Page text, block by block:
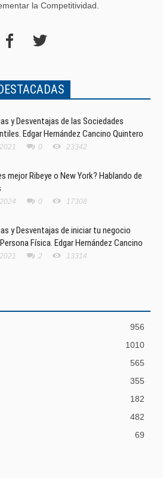
la Competitividad.
y Desventajas de las Sociedades
Edgar Hernández Cancino Quintero
0 23342
mejor Ribeye o New York? Hablando de
0 17308
y Desventajas de iniciar tu negocio
Física. Edgar Hernández Cancino
2 13314
956
1010
565
355
182
482
69